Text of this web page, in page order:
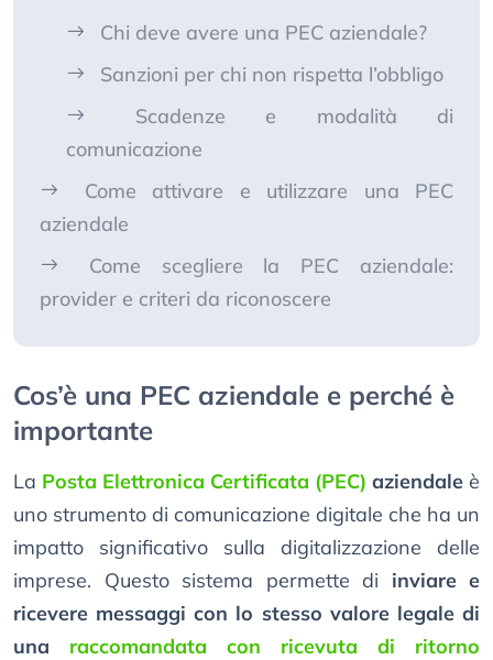
Chi deve avere una PEC aziendale?
Sanzioni per chi non rispetta l’obbligo
Scadenze e modalità di
comunicazione
Come attivare e utilizzare una PEC
aziendale
Come scegliere la PEC aziendale:
provider e criteri da riconoscere
Cos’è una PEC aziendale e perché è
importante
La Posta Elettronica Certificata (PEC) aziendale è
uno strumento di comunicazione digitale che ha un
impatto significativo sulla digitalizzazione delle
imprese. Questo sistema permette di inviare e
ricevere messaggi con lo stesso valore legale di
una raccomandata con ricevuta di ritorno